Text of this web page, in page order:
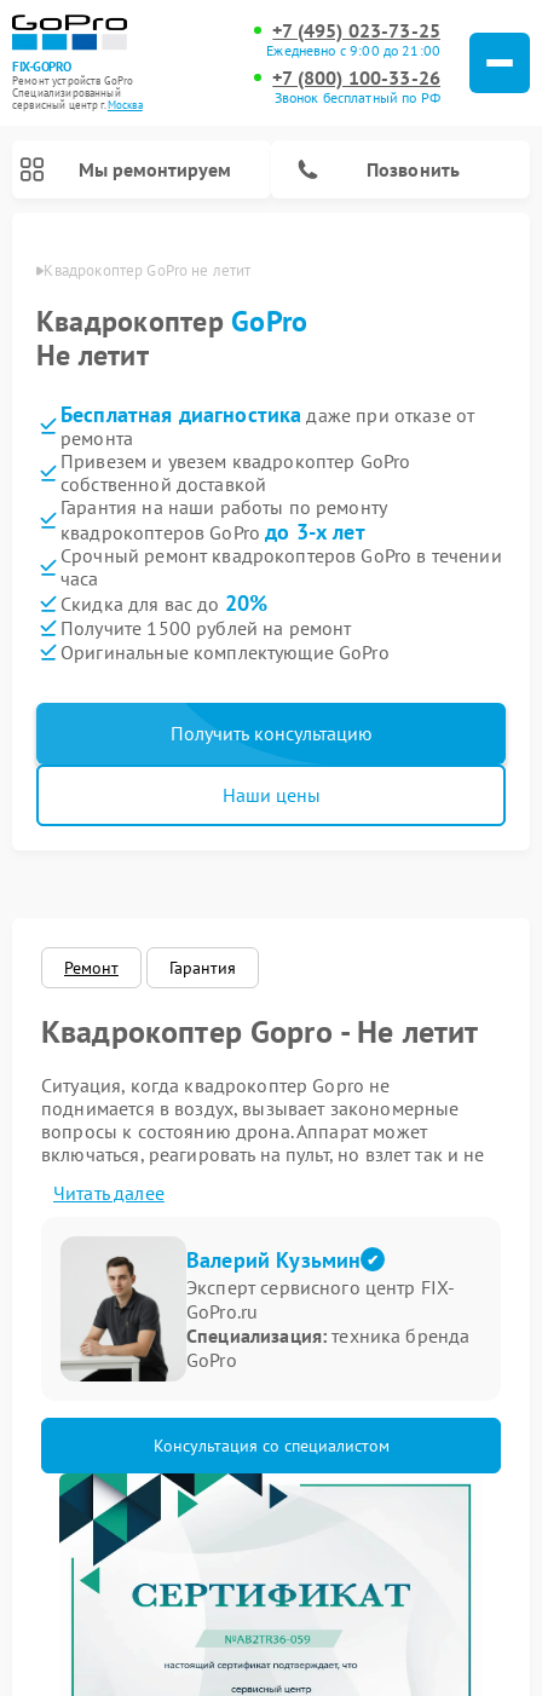
FIX-GOPRO
Ремонт устройств GoPro
Специализированный
cервисный центр г.Москва
+7 (495) 023-73-25
Ежедневно с 9:00 до 21:00
+7 (800) 100-33-26
Звонок бесплатный по РФ
Мы ремонтируем Позвонить
Квадрокоптер GoPro не летит
Квадрокоптер GoPro
Не летит
Бесплатная диагностика даже при отказе от
ремонта
Привезем и увезем квадрокоптер GoPro
собственной доставкой
Гарантия на наши работы по ремонту
квадрокоптеров GoProдо 3-х лет
Срочный ремонт квадрокоптеров GoPro в течении
часа
Скидка для вас до 20%
Получите 1500 рублей на ремонт
Оригинальные комплектующие GoPro
Получить консультацию
Наши цены
Ремонт Гарантия
Квадрокоптер Gopro - Не летит
Ситуация, когда квадрокоптер Gopro не
поднимается в воздух, вызывает закономерные
вопросы к состоянию дрона. Аппарат может
включаться, реагировать на пульт, но взлет так и не
сбой в одной из систем, отвечающих за тягу и
Как проявляется неисправность
Перед обращением в сервис стоит зафиксировать
внешние признаки:
для взлета;
дрон мгновенно глушит двигатели после старта;
на экране отображается предупреждение о
блокировке.
В такой ситуации ремонт Gopro требует
комплексного подхода и точного определения
дефекта.
Распространенные причины
отказа взлета
Читать далее
Валерий Кузьмин
Эксперт сервисного центр FIX-
GoPro.ru
Специализация: техника бренда
GoPro
Консультация со специалистом